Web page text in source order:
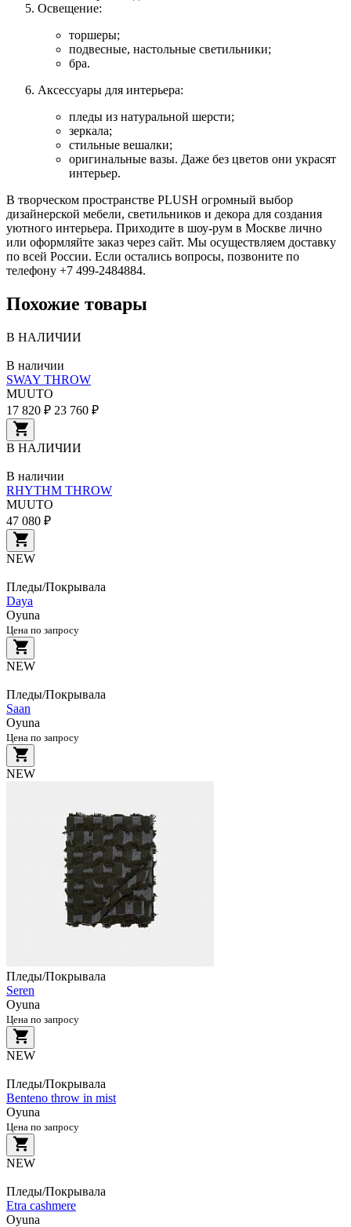
Освещение:
торшеры;
подвесные, настольные светильники;
бра.
Аксессуары для интерьера:
пледы из натуральной шерсти;
зеркала;
стильные вешалки;
оригинальные вазы. Даже без цветов они украсят
интерьер.
В творческом пространстве PLUSH огромный выбор
дизайнерской мебели, светильников и декора для создания
уютного интерьера. Приходите в шоу-рум в Москве лично
или оформляйте заказ через сайт. Мы осуществляем доставку
по всей России. Если остались вопросы, позвоните по
телефону +7 499-2484884.
Похожие товары
В НАЛИЧИИ
В наличии
SWAY THROW
MUUTO
17 820 ₽ 23 760 ₽
В НАЛИЧИИ
В наличии
RHYTHM THROW
MUUTO
47 080 ₽
NEW
Пледы/Покрывала
Daya
Oyuna
Цена по запросу
NEW
Пледы/Покрывала
Saan
Oyuna
Цена по запросу
NEW
Пледы/Покрывала
Seren
Oyuna
Цена по запросу
NEW
Пледы/Покрывала
Benteno throw in mist
Oyuna
Цена по запросу
NEW
Пледы/Покрывала
Etra cashmere
Oyuna